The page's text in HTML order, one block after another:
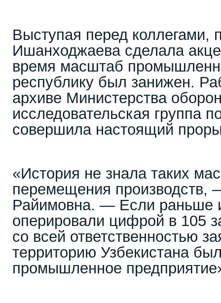
Выступая перед коллегами,
Ишанходжаева сделала
время масштаб
республику был занижен.
архиве Министерства
исследовательская группа
совершила настоящий
«История не знала таких
перемещения производств,
Райимовна. — Если раньше
оперировали цифрой в 105
со всей ответственностью
территорию Узбекистана
промышленное